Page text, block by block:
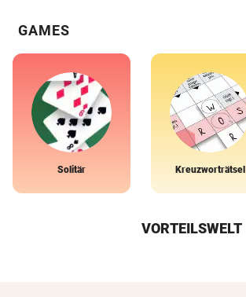
GAMES
Solitär Kreuzworträtsel
VORTEILSWELT